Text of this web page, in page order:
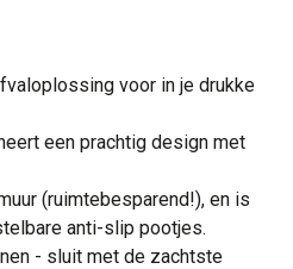
voor in je drukke
een prachtig design met
(ruimtebesparend!), en is
anti-slip pootjes.
- sluit met de zachtste